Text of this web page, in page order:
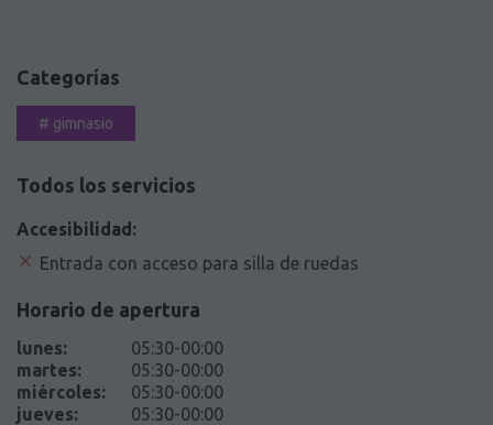
Categorías
# gimnasio
Todos los servicios
Accesibilidad:
Entrada con acceso para silla de ruedas
Horario de apertura
lunes:
05:30-00:00
martes:
05:30-00:00
miércoles:
05:30-00:00
jueves: 05:30-00:00